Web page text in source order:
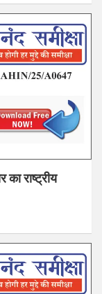
का राष्ट्रीय